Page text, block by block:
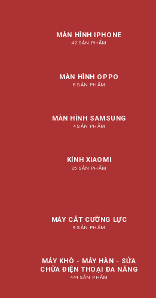
MÀN HÌNH IPHONE
42 SẢN PHẨM
MÀN HÌNH OPPO
8 SẢN PHẨM
MÀN HÌNH SAMSUNG
4 SẢN PHẨM
KÍNH XIAOMI
25 SẢN PHẨM
MÁY CẮT CƯỜNG LỰC
9 SẢN PHẨM
MÁY KHÒ - MÁY HÀN - SỬA
CHỮA ĐIỆN THOẠI ĐA NĂNG
444 SẢN PHẨM